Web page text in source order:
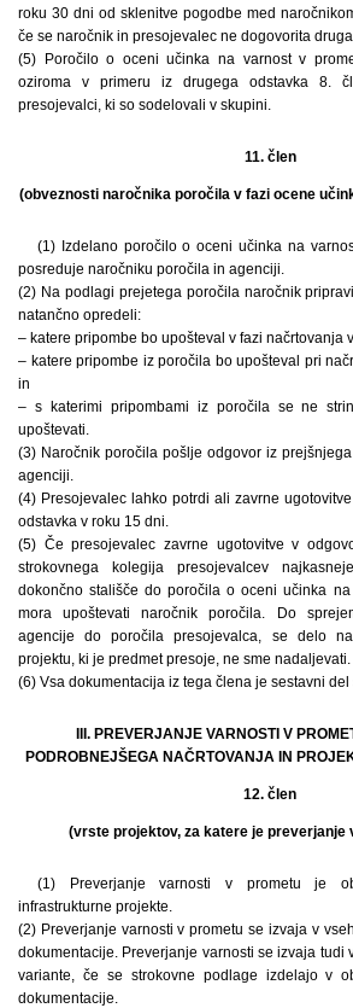
roku 30 dni od sklenitve pogodbe med
če se naročnik in presojevalec ne dogovorita
(5) Poročilo o oceni učinka na varnost v
oziroma v primeru iz drugega odstavka 8.
presojevalci, ki so sodelovali v skupini.
11. člen
(obveznosti naročnika poročila v fazi ocene
(1) Izdelano poročilo o oceni učinka na
posreduje naročniku poročila in agenciji.
(2) Na podlagi prejetega poročila naročnik
natančno opredeli:
– katere pripombe bo upošteval v fazi načrtovanja
– katere pripombe iz poročila bo upošteval pri
in
– s katerimi pripombami iz poročila se ne
upoštevati.
(3) Naročnik poročila pošlje odgovor iz
agenciji.
(4) Presojevalec lahko potrdi ali zavrne
odstavka v roku 15 dni.
(5) Če presojevalec zavrne ugotovitve v
strokovnega kolegija presojevalcev
dokončno stališče do poročila o oceni učinka
mora upoštevati naročnik poročila. Do
agencije do poročila presojevalca, se delo na
projektu, ki je predmet presoje, ne sme nadaljevati.
(6) Vsa dokumentacija iz tega člena je sestavni del
III. PREVERJANJE VARNOSTI V
PODROBNEJŠEGA NAČRTOVANJA IN
12. člen
(vrste projektov, za katere je preverjanje
(1) Preverjanje varnosti v prometu je
infrastrukturne projekte.
(2) Preverjanje varnosti v prometu se izvaja v
dokumentacije. Preverjanje varnosti se izvaja tudi
variante, če se strokovne podlage izdelajo v
dokumentacije.